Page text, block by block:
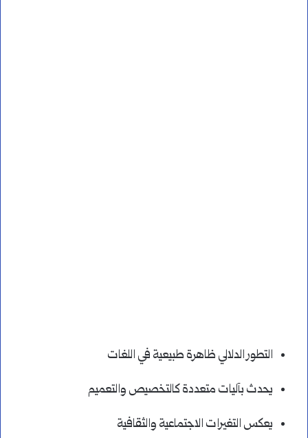
التطور الدلالي ظاهرة طبيعية في اللغات
يحدث بآليات متعددة كالتخصيص والتعميم
يعكس التغيرات الاجتماعية والثقافية